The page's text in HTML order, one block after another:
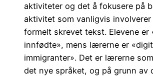
aktiviteter og det å fokusere på
aktivitet som vanligvis
formelt skrevet tekst. Elevene er
innfødte», mens lærerne er
immigranter». Det er lærerne
det nye språket, og på grunn av